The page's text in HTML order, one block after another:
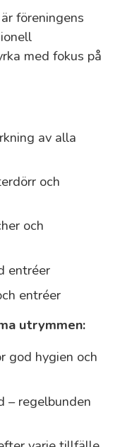
föreningens
med fokus på
av alla
och
och
entréer
entréer
utrymmen:
god hygien och
– regelbunden